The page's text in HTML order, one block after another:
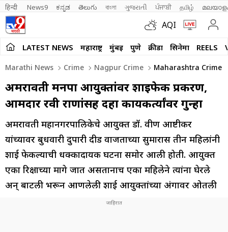
हिन्दी News9 ಕನ್ನಡ తెలుగు বাংলা ગુજરાતી ਪੰਜਾਬੀ தமிழ்
AQI
LATEST NEWS महाराष्ट्र मुंबई पुणे क्रीडा सिनेमा REELS
Marathi News Crime Nagpur Crime Maharashtra Crime
अमरावती मनपा आयुक्तांवर शाईफेक प्रकरण,
आमदार रवी राणांसह दहा कार्यकर्त्यांवर गुन्हा
अमरावती महानगरपालिकेचे आयुक्त डॉ. प्रवीण आष्टीकर
यांच्यावर बुधवारी दुपारी दीड वाजताच्या सुमारास तीन महिलांनी
शाई फेकल्याची धक्कादायक घटना समोर आली होती. आयुक्त
एका रिक्षाच्या मागे जात असतानाच एका महिलेने त्यांना घेरले
अन् बाटली भरून आणलेली शाई आयुक्तांच्या अंगावर ओतली